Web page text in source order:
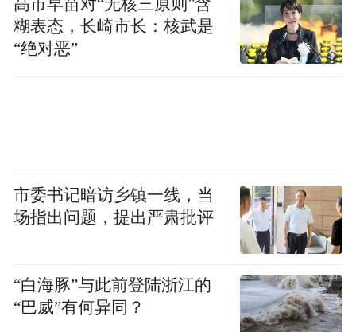
高市早苗对“无核三原则”含
糊表态，长崎市长：核武是
“绝对恶”
市委书记暗访乡镇一线，当
场指出问题，提出严肃批评
“白海豚”与此前登陆浙江的
“巴威”有何异同？